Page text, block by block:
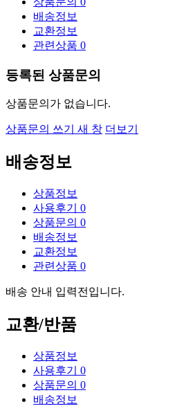
배송정보
교환정보
관련상품 0
등록된 상품문의
상품문의가 없습니다.
상품문의 쓰기 새 창 더보기
배송정보
상품정보
사용후기 0
상품문의 0
배송정보
교환정보
관련상품 0
배송 안내 입력전입니다.
교환/반품
상품정보
사용후기 0
상품문의 0
배송정보